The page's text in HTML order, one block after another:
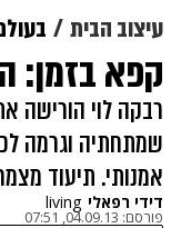
עיצוב הבית
קפא בזמן:
רבקה לוי הורישה
שמתחתיה וגרמה
אמנותי. תיעוד
דידי רפאלי living
פורסם: 04.09.13, 07:51